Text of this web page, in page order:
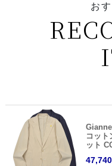
お
コット
ット